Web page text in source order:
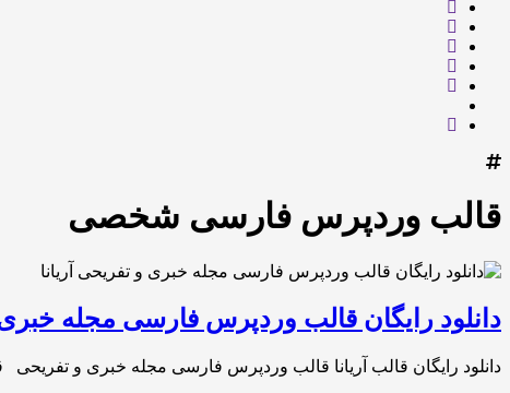
قالب وردپرس فارسی شخصی
دانلود رایگان قالب وردپرس فارسی مجله خبری
دانلود رایگان قالب آریانا قالب وردپرس فارسی مجله خبری و